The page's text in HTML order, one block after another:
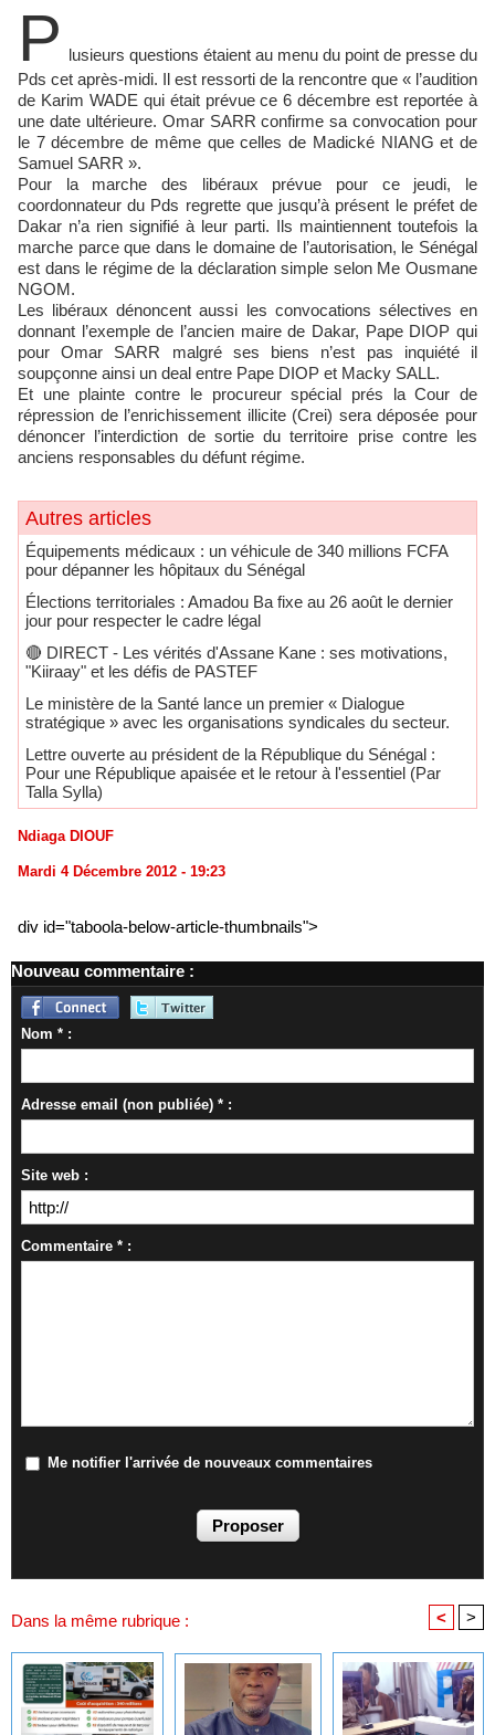
P lusieurs questions étaient au menu du point de presse du
Pds cet après-midi. Il est ressorti de la rencontre que « l’audition
de Karim WADE qui était prévue ce 6 décembre est reportée à
une date ultérieure. Omar SARR confirme sa convocation pour
le 7 décembre de même que celles de Madické NIANG et de
Samuel SARR ».
Pour la marche des libéraux prévue pour ce jeudi, le
coordonnateur du Pds regrette que jusqu’à présent le préfet de
Dakar n’a rien signifié à leur parti. Ils maintiennent toutefois la
marche parce que dans le domaine de l’autorisation, le Sénégal
est dans le régime de la déclaration simple selon Me Ousmane
NGOM.
Les libéraux dénoncent aussi les convocations sélectives en
donnant l’exemple de l’ancien maire de Dakar, Pape DIOP qui
pour Omar SARR malgré ses biens n’est pas inquiété il
soupçonne ainsi un deal entre Pape DIOP et Macky SALL.
Et une plainte contre le procureur spécial prés la Cour de
répression de l’enrichissement illicite (Crei) sera déposée pour
dénoncer l’interdiction de sortie du territoire prise contre les
anciens responsables du défunt régime.
Autres articles
Équipements médicaux : un véhicule de 340 millions FCFA
pour dépanner les hôpitaux du Sénégal
Élections territoriales : Amadou Ba fixe au 26 août le dernier
jour pour respecter le cadre légal
🔴​ DIRECT - Les vérités d'Assane Kane : ses motivations,
"Kiiraay" et les défis de PASTEF
Le ministère de la Santé lance un premier « Dialogue
stratégique » avec les organisations syndicales du secteur.
Lettre ouverte au président de la République du Sénégal :
Pour une République apaisée et le retour à l'essentiel (Par
Talla Sylla)
Ndiaga DIOUF
Mardi 4 Décembre 2012 - 19:23
div id="taboola-below-article-thumbnails">
Nouveau commentaire :
Nom * :
Adresse email (non publiée) * :
Site web :
Commentaire * :
Me notifier l'arrivée de nouveaux commentaires
Dans la même rubrique : < >